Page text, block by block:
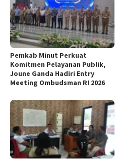
Pemkab Minut Perkuat
Komitmen Pelayanan Publik,
Joune Ganda Hadiri Entry
Meeting Ombudsman RI 2026